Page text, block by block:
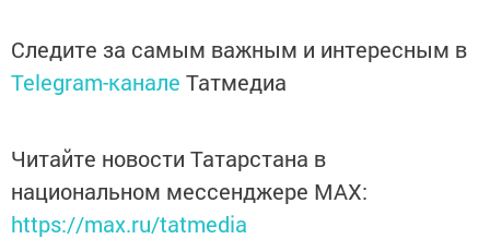
Следите за самым важным и интересным в
Telegram-канале Татмедиа
Читайте новости Татарстана в
национальном мессенджере MАХ:
https://max.ru/tatmedia